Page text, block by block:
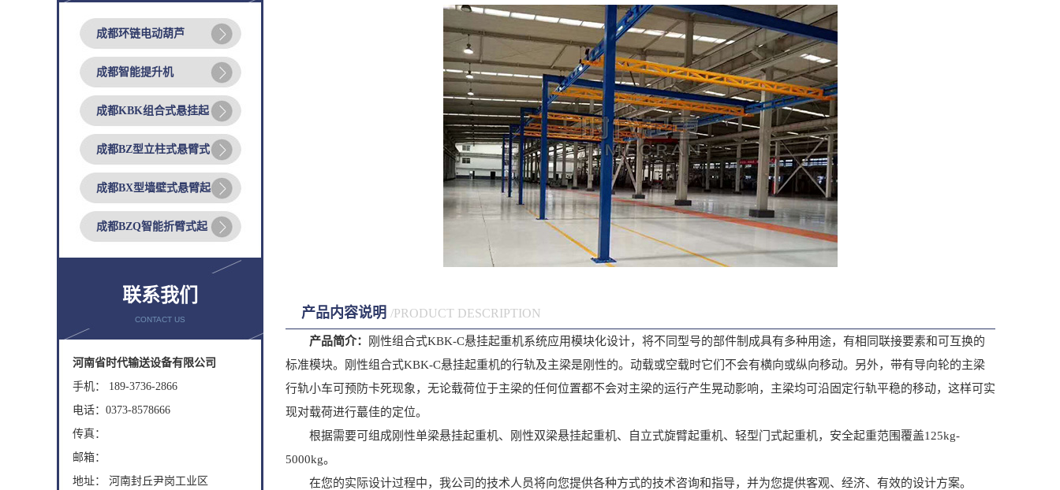
成都环链电动葫芦
成都智能提升机
成都KBK组合式悬挂起
成都BZ型立柱式悬臂式
成都BX型墙壁式悬臂起
成都BZQ智能折臂式起
联系我们
CONTACT US
河南省时代输送设备有限公司
手机： 189-3736-2866
电话：0373-8578666
传真：
邮箱：
地址： 河南封丘尹岗工业区
产品内容说明 /PRODUCT DESCRIPTION
产品简介：
刚性组合式KBK-C悬挂起重机系统应用模块化设计，将不同型号的部件制成具有多种用途，有相同联接要素和可互换的
标准模块。刚性组合式KBK-C悬挂起重机的行轨及主梁是刚性的。动载或空载时它们不会有横向或纵向移动。另外，带有导向轮的主梁
行轨小车可预防卡死现象，无论载荷位于主梁的任何位置都不会对主梁的运行产生晃动影响，主梁均可沿固定行轨平稳的移动，这样可实
现对载荷进行蕞佳的定位。
根据需要可组成刚性单梁悬挂起重机、刚性双梁悬挂起重机、自立式旋臂起重机、轻型门式起重机，安全起重范围覆盖125kg-
5000kg。
在您的实际设计过程中，我公司的技术人员将向您提供各种方式的技术咨询和指导，并为您提供客观、经济、有效的设计方案。